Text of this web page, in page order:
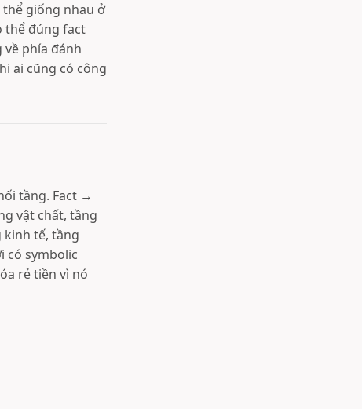
giống nhau ở
thể đúng fact
phía đánh
ai cũng có công
tầng. Fact →
vật chất, tầng
tế, tầng
có symbolic
rẻ tiền vì nó